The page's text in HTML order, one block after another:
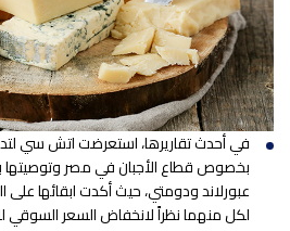
في أحدث تقاريرها، استعرضت اتش سي
بخصوص قطاع الأجبان في مصر وتوصيتها
عبورلاند ودومتي، حيث أكدت ابقائها على
لكل منهما نظراً لانخفاض السعر